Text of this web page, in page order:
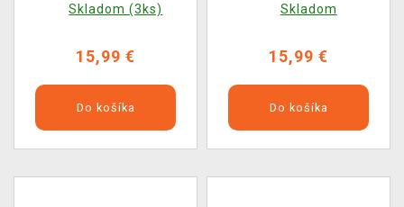
Skladom (3ks)
15,99 €
Do košíka
Skladom
15,99 €
Do košíka